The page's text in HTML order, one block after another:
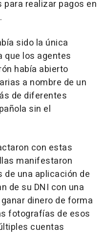
realizar pagos en
sido la única
que los agentes
había abierto
a nombre de un
de diferentes
sin el
con estas
manifestaron
de una aplicación de
de su DNI con una
dinero de forma
fotografías de esos
cuentas